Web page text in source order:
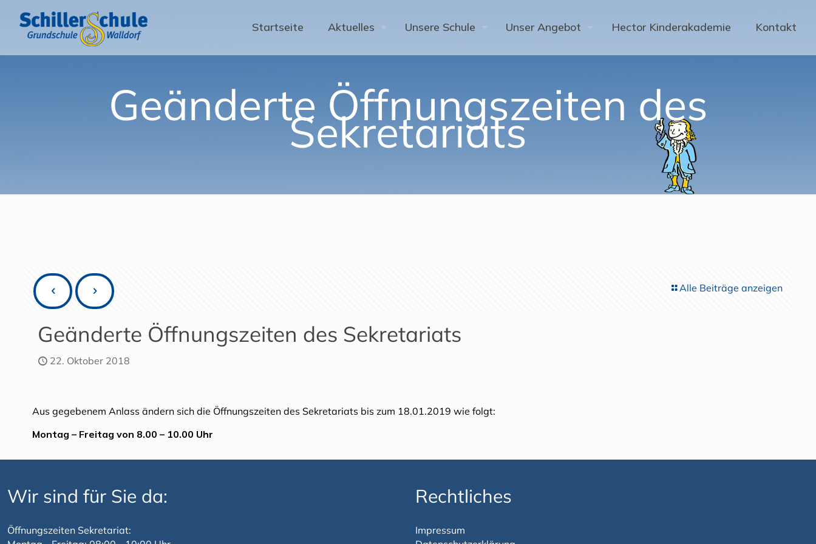
Startseite Aktuelles Unsere Schule Unser Angebot Hector Kinderakademie Kontakt
Geänderte Öffnungszeiten des
Sekretariats
Alle Beiträge anzeigen
Geänderte Öffnungszeiten des Sekretariats
22. Oktober 2018
Aus gegebenem Anlass ändern sich die Öffnungszeiten des Sekretariats bis zum 18.01.2019 wie folgt:
Montag – Freitag von 8.00 – 10.00 Uhr
Wir sind für Sie da:
Öffnungszeiten Sekretariat:
Rechtliches
Impressum